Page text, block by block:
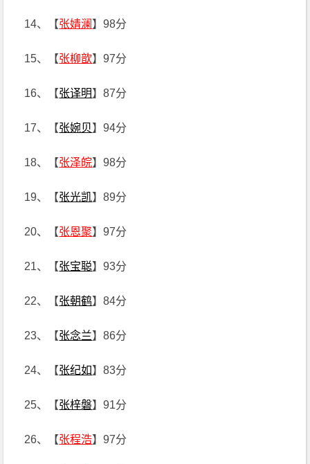
14、【张婧澜 】98分
15、【张柳歆】97分
16、【张译明】87分
17、【张婉贝】94分
18、【张泽皖】98分
19、【张光凯】89分
20、【张恩聚】97分
21、【张宝聪】93分
22、【张朝鹤】84分
23、【张念兰】86分
24、【张纪如】83分
25、【张梓磐】91分
26、【张程浩】97分